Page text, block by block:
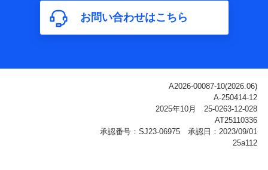
構成、住所、dポイント残高、dポイント利用履歴などが
含まれます。
利用情報
ご契約状態・ご利用履歴インターネット利用時の行動に
関する情報、アプリケーション利用時の行動に関する情
報、購入されたサービスや商品の名称・購入場所・決済
に関する情報、アンケートの回答に関する情報などが含
お問い合わせはこちら